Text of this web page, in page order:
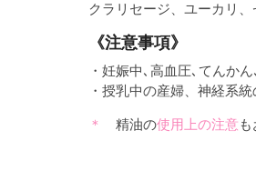
クラリセージ、ユーカリ
《注意事項》
・妊娠中､高血圧､てんか
・授乳中の産婦、神経系
精油の使用上の注意